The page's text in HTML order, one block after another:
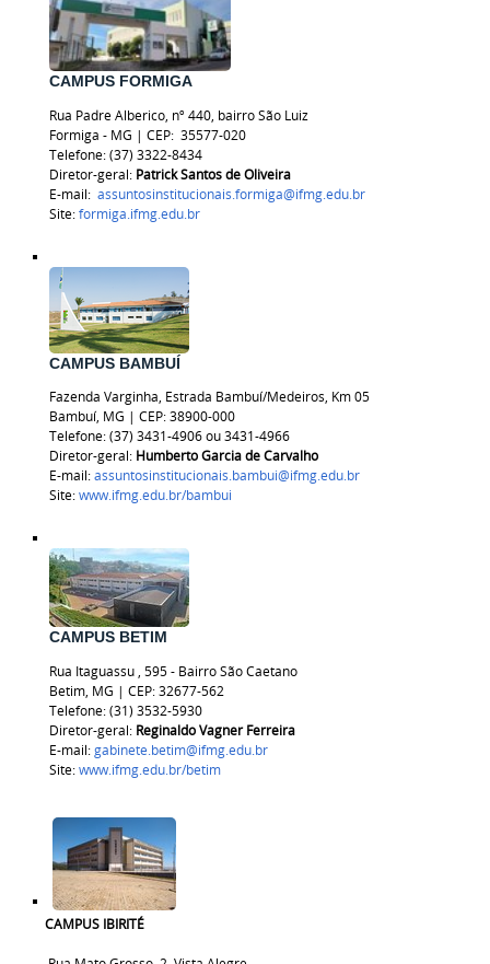
CAMPUS FORMIGA
Rua Padre Alberico, nº 440, bairro São Luiz
Formiga - MG | CEP: 35577-020
Telefone: (37) 3322-8434
Diretor-geral: Patrick Santos de Oliveira
E-mail: assuntosinstitucionais.formiga@ifmg.edu.br
Site:formiga.ifmg.edu.br
CAMPUS BAMBUÍ
Fazenda Varginha, Estrada Bambuí/Medeiros, Km 05
Bambuí, MG | CEP: 38900-000
Telefone: (37) 3431-4906 ou 3431-4966
Diretor-geral: Humberto Garcia de Carvalho
E-mail:assuntosinstitucionais.bambui@ifmg.edu.br
Site:www.ifmg.edu.br/bambui
CAMPUS BETIM
Rua Itaguassu, 595 - Bairro São Caetano
Betim, MG | CEP:32677-562
Telefone: (31) 3532-5930
Diretor-geral: Reginaldo Vagner Ferreira
E-mail:gabinete.betim@ifmg.edu.br
Site:www.ifmg.edu.br/betim
CAMPUS IBIRITÉ